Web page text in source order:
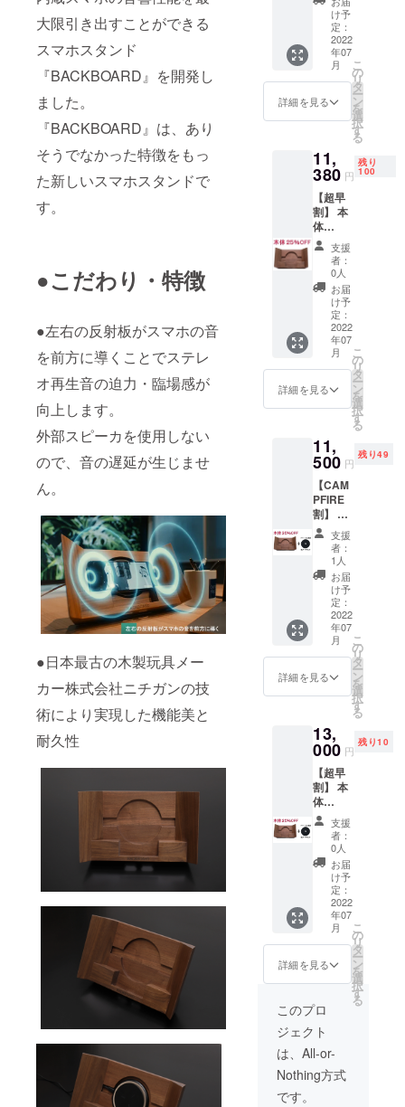
大限引き出すことができる
スマホスタンド
『BACKBOARD』を開発し
ました。
『BACKBOARD』は、あり
そうでなかった特徴をもっ
た新しいスマホスタンドで
す。
●こだわり・特徴
●左右の反射板がスマホの音
を前方に導くことでステレ
オ再生音の迫力・臨場感が
向上します。
外部スピーカを使用しない
ので、音の遅延が生じませ
ん。
●日本最古の木製玩具メー
カー株式会社ニチガンの技
術により実現した機能美と
耐久性
思います。
そんな方に
ご使用頂き
たい商品で
す。
中学生の
頃、ラジオ
番組「林義
雄の水曜
パック」で
放送された
下落合本舗
のCMに影響
されて、い
ろいろな商
品を妄想す
るようにな
り現在に至
舗系妄想イ
ンベン
ター。山口
県下関市出
KBOAR
D』×1
をお送
りしま
す。 通
常価格
15,180
円
（13,80
+税）の
とこ
ろ、リ
ターン
価格は
35%OF
Fの
9,860円
（8,970
円+税）
となり
ます。
送料込
みのお
値段で
す。
け予
定：
2022
年07
月
詳細を見る
こ
の
リ
タ
ー
ン
を
選
択
す
る
11,
380 円
残り
100
【超早
割】 本
体
25％OF
F
『BAC
KBOAR
D』×1
をお送
りしま
す。 通
常価格
15,180
円
（13,80
0円
とこ
ろ、リ
ターン
価格は
25%OF
Fの
10,350
（10,35
0円
+税）と
なりま
す。送
料込み
のお値
段で
す。
支援
者：
0人
お届
け予
定：
2022
年07
月
詳細を見る
こ
の
リ
タ
ー
ン
を
選
択
す
る
11,
500 円
残り49
【CAM
PFIRE
割】 本
体
35％OF
『BAC
KBOAR
D』×1
とワイ
ヤレス
充電器
（最大
10W出
力）×1
をお送
す。 通
常セッ
ト価格
16,830
円（本
体
13,800
円+充電
器1,500
円+税）
のとこ
ろ、リ
ターン
は本体
価格を
35%OF
Fした
（8,970
円
+1,500
円+税）
となり
ます。
支援
者：
1人
お届
け予
定：
2022
年07
月
詳細を見る
こ
の
リ
タ
ー
ン
を
選
択
す
る
13,
000 円
残り10
【超早
割】 本
体
25％OF
F
『BAC
KBOAR
D』×1
とワイ
ヤレス
充電器
（最大
10W出
力）×1
をお送
りしま
す。 通
常セッ
ト価格
16,830
円（本
体
支援
者：
0人
お届
け予
定：
2022
年07
月
詳細を見る
こ
の
リ
タ
ー
ン
を
選
択
す
る
このプロ
ジェクト
は、All-or-
Nothing方式
です。